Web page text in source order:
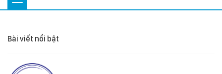
Toggle
Bài viết nổi bật